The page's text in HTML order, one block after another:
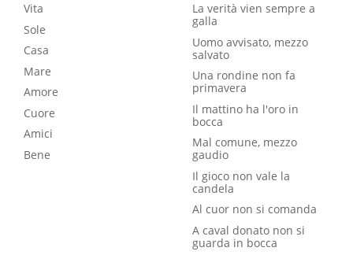
Vita
Sole
Casa
Mare
Amore
Cuore
Amici
Bene
La verità vien sempre a
galla
Uomo avvisato, mezzo
salvato
Una rondine non fa
primavera
Il mattino ha l'oro in
bocca
Mal comune, mezzo
gaudio
Il gioco non vale la
candela
Al cuor non si comanda
A caval donato non si
guarda in bocca